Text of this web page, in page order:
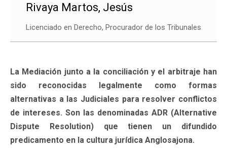
Rivaya Martos, Jesús
Licenciado en Derecho, Procurador de los Tribunales
La Mediación junto a la conciliación y el arbitraje han
sido reconocidas legalmente como formas
alternativas a las Judiciales para resolver conflictos
de intereses. Son las denominadas ADR (Alternative
Dispute Resolution) que tienen un difundido
predicamento en la cultura jurídica Anglosajona.